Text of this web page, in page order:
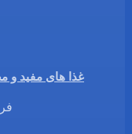
غذا های مفید و